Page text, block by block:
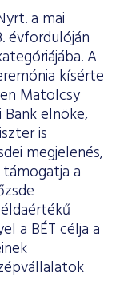
a mai
évfordulóján
A
kísérte
Matolcsy
elnöke,
is
megjelenés,
a
a BÉT célja a